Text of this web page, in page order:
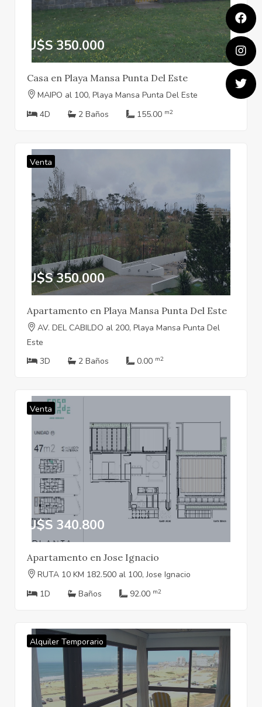
U$S 350.000
Casa en Playa Mansa Punta Del Este
MAIPO al 100, Playa Mansa Punta Del Este
4D
2 Baños 155.00 m2
Venta
U$S 350.000
Apartamento en Playa Mansa Punta Del Este
AV. DEL CABILDO al 200, Playa Mansa Punta Del
Este
3D
2 Baños 0.00 m2
Venta
U$S 340.800
Apartamento en Jose Ignacio
RUTA 10 KM 182.500 al 100, Jose Ignacio
1D
Baños 92.00 m2
Alquiler Temporario